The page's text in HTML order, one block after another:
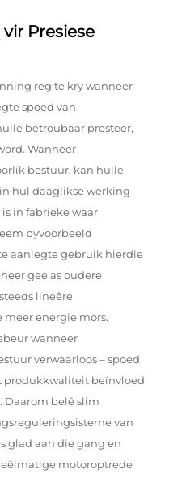
Presiese
reg te kry wanneer
spoed van
betroubaar presteer,
Wanneer
bestuur, kan hulle
hul daaglikse werking
in fabrieke waar
byvoorbeeld
aanlegte gebruik hierdie
gee as oudere
lineêre
energie mors.
wanneer
verwaarloos – spoed
produkkwaliteit beïnvloed
Daarom belê slim
van
glad aan die gang en
motoroptrede